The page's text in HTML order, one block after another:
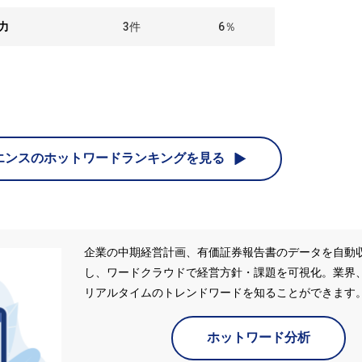
3件 6％
ンスのホットワードランキングを見る
企業の中期経営計画、有価証券報告書のデータを自動
し、ワードクラウドで経営方針・課題を可視化。業界
リアルタイムのトレンドワードを知ることができます
ホットワード分析